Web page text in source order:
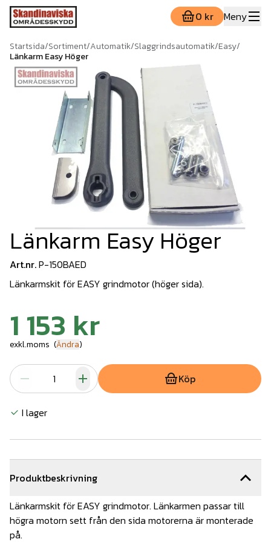
0 kr Meny
Startsida/Sortiment/Automatik/Slaggrindsautomatik/Easy/
Länkarm Easy Höger
Produktbeskrivning
Länkarmskit för EASY grindmotor. Länkarmen passar till
högra motorn sett från den sida motorerna är monterade
på.
Länkarm Easy Höger
Art.nr.P-150BAED
Länkarmskit för EASY grindmotor (höger sida).
1 153 kr
exkl.moms (Ändra)
Köp
I lager